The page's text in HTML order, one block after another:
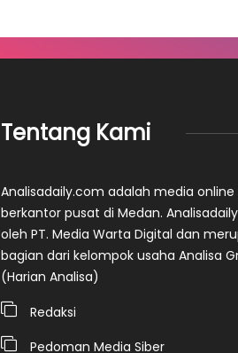
Tentang Kami
Analisadaily.com adalah media online
berkantor pusat di Medan.
oleh PT. Media Warta Digital dan
bagian dari kelompok usaha Analisa
(Harian Analisa)
Redaksi
Pedoman Media Siber